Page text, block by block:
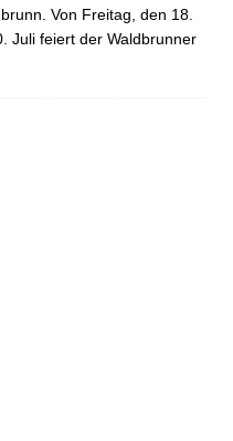
Von Freitag, den 18.
Juli feiert der Waldbrunner